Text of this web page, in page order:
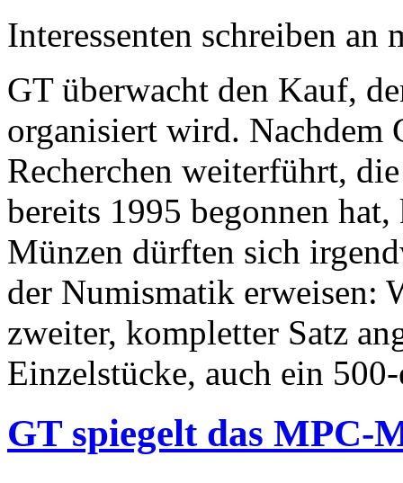
Interessenten schreiben
GT überwacht den Kauf,
organisiert wird. Nachdem
Recherchen weiterführt,
bereits 1995 begonnen
Münzen dürften sich
der Numismatik erweisen:
zweiter, kompletter Satz
Einzelstücke, auch ein
GT spiegelt das MPC-